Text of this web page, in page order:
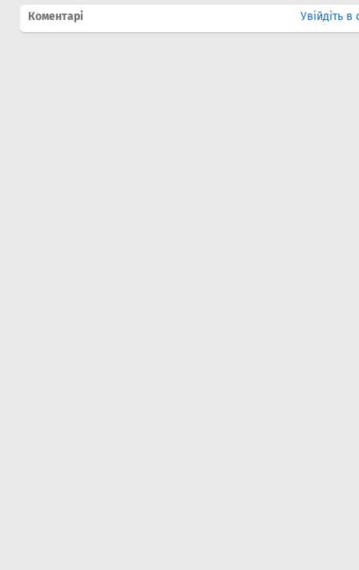
Коментарі Увійдіть в